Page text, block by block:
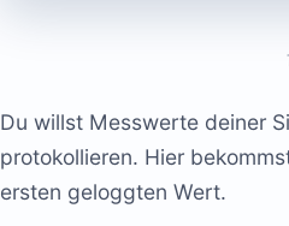
Du willst Messwerte deiner
protokollieren. Hier
ersten geloggten Wert.